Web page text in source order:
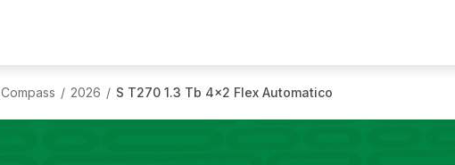
Compass / 2026 / S T270 1.3 Tb 4x2 Flex Automatico